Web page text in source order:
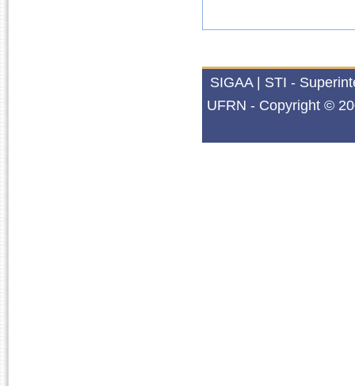
SIGAA | STI -
UFRN - Copyright ©